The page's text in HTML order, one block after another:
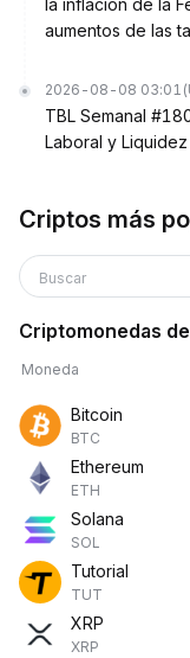
la inflación de la
aumentos de las
2026-08-08 03:01
TBL Semanal
Laboral y Liquidez
Criptos más
Buscar
Criptomonedas
Moneda
Bitcoin
BTC
Ethereum
ETH
Solana
SOL
Tutorial
TUT
XRP
XRP